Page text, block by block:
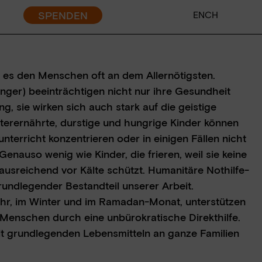
SPENDEN ENCH
den Menschen oft an dem Allernötigsten.
beeinträchtigen nicht nur ihre Gesundheit
sie wirken sich auch stark auf die geistige
durstige und hungrige Kinder können
konzentrieren oder in einigen Fällen nicht
wenig wie Kinder, die frieren, weil sie keine
vor Kälte schützt. Humanitäre Nothilfe-
Bestandteil unserer Arbeit.
im Winter und im Ramadan-Monat, unterstützen
durch eine unbürokratische Direkthilfe.
grundlegenden Lebensmitteln an ganze Familien